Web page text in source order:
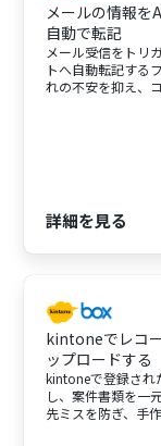
メールの情報を
自動で転記
メール受信をトリ
トへ自動転記する
れの不安を抑え、
詳細を見る
kintoneでレコ
ップロードする
kintoneで登録され
し、案件書類を一
先ミスを防ぎ、手